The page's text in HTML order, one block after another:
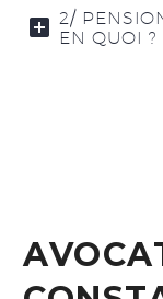
2/
EN QUOI ?